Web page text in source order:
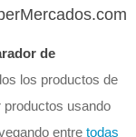
de
los productos de
usando
entre todas